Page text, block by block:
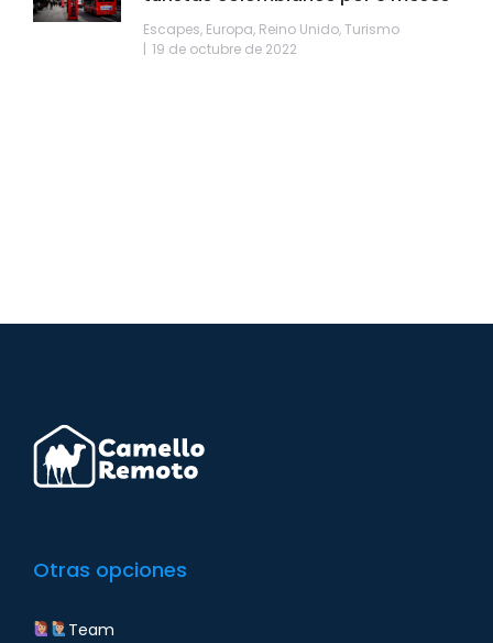
Escapes, Europa, Reino Unido,Turismo
19 de octubre de 2022
Otras opciones
Team